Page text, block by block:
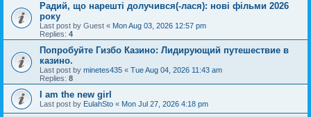
Радий, що нарешті долучився(-лася): нові фільми 2026
року
Last post by Guest « Mon Aug 03, 2026 12:57 pm
Replies: 4
Попробуйте Гизбо Казино: Лидирующий путешествие в
казино.
Last post by minetes435 « Tue Aug 04, 2026 11:43 am
Replies: 8
I am the new girl
Last post by EulahSto « Mon Jul 27, 2026 4:18 pm